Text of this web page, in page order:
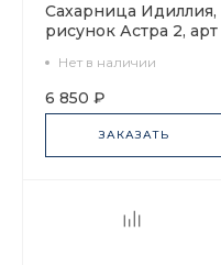
Сахарница Идиллия,
рисунок Астра 2, арт
Нет в наличии
6 850 ₽
ЗАКАЗАТЬ